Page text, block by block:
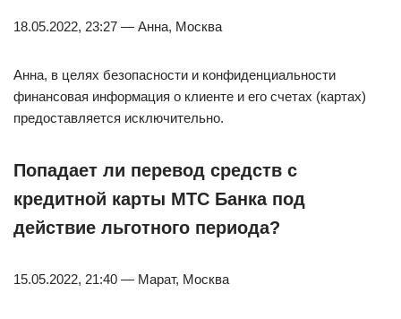
18.05.2022, 23:27 — Анна, Москва
Анна, в целях безопасности и конфиденциальности
финансовая информация о клиенте и его счетах (картах)
предоставляется исключительно.
Попадает ли перевод средств с
кредитной карты МТС Банка под
действие льготного периода?
15.05.2022, 21:40 — Марат, Москва